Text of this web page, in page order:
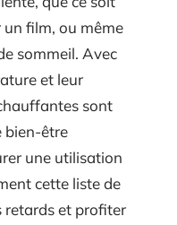
film, ou même
sommeil. Avec
et leur
sont
bien-être
une utilisation
cette liste de
retards et profiter